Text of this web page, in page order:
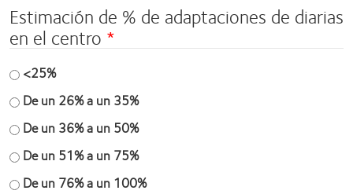
Estimación de % de adaptaciones de diarias
en el centro
<25%
De un 26% a un 35%
De un 36% a un 50%
De un 51% a un 75%
De un 76% a un 100%